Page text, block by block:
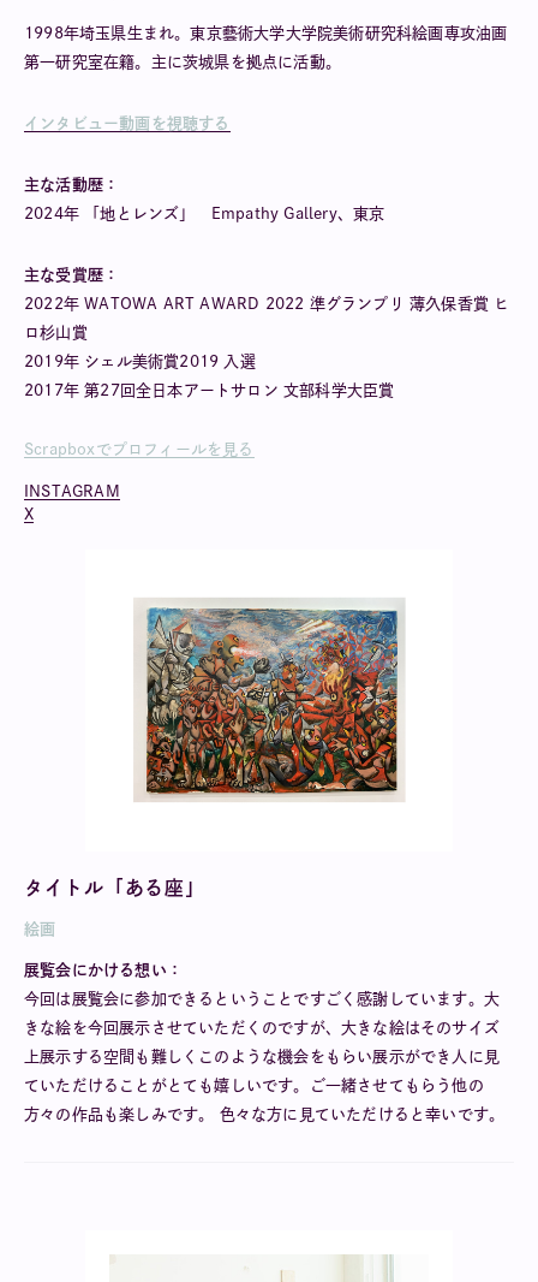
1998年埼玉県生まれ。東京藝術大学大学院美術研究科絵画専攻油画
第一研究室在籍。主に茨城県を拠点に活動。
インタビュー動画を視聴する
主な活動歴：
2024年 「地とレンズ」 Empathy Gallery、東京
主な受賞歴：
2022年 WATOWA ART AWARD 2022 準グランプリ 薄久保香賞 ヒ
ロ杉山賞
2019年 シェル美術賞2019 入選
2017年 第27回全日本アートサロン 文部科学大臣賞
Scrapboxでプロフィールを見る
INSTAGRAM
X
タイトル「ある座」
絵画
展覧会にかける想い：
今回は展覧会に参加できるということですごく感謝しています。大
きな絵を今回展示させていただくのですが、大きな絵はそのサイズ
上展示する空間も難しくこのような機会をもらい展示ができ人に見
ていただけることがとても嬉しいです。ご一緒させてもらう他の
方々の作品も楽しみです。 色々な方に見ていただけると幸いです。